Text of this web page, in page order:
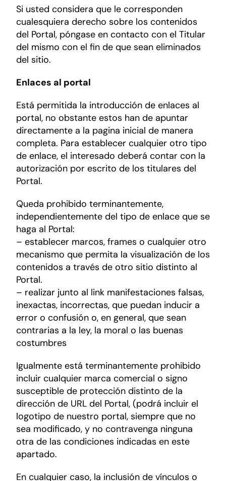
Si usted considera que le corresponden
cualesquiera derecho sobre los contenidos
del Portal, póngase en contacto con el Titular
del mismo con el fin de que sean eliminados
del sitio.
Enlaces al portal
Está permitida la introducción de enlaces al
portal, no obstante estos han de apuntar
directamente a la pagina inicial de manera
completa. Para establecer cualquier otro tipo
de enlace, el interesado deberá contar con la
autorización por escrito de los titulares del
Portal.
Queda prohibido terminantemente,
independientemente del tipo de enlace que se
haga al Portal:
– establecer marcos, frames o cualquier otro
mecanismo que permita la visualización de los
contenidos a través de otro sitio distinto al
Portal.
– realizar junto al link manifestaciones falsas,
inexactas, incorrectas, que puedan inducir a
error o confusión o, en general, que sean
contrarias a la ley, la moral o las buenas
costumbres
Igualmente está terminantemente prohibido
incluir cualquier marca comercial o signo
susceptible de protección distinto de la
dirección de URL del Portal, (podrá incluir el
logotipo de nuestro portal, siempre que no
sea modificado, y no contravenga ninguna
otra de las condiciones indicadas en este
apartado.
En cualquier caso, la inclusión de vínculos o